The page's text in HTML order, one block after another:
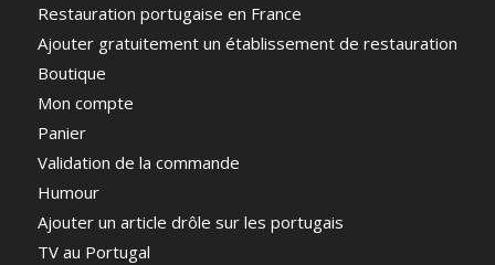
Restauration portugaise en France
Ajouter gratuitement un établissement de restauration
Boutique
Mon compte
Panier
Validation de la commande
Humour
Ajouter un article drôle sur les portugais
TV au Portugal